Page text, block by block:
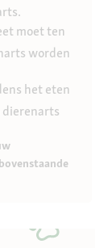
moet ten
worden
het eten